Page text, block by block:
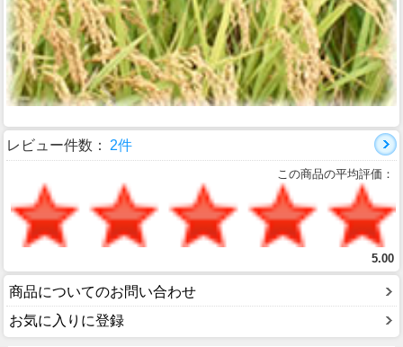
レビュー件数： 2件
この商品の平均評価：
5.00
商品についてのお問い合わせ
お気に入りに登録